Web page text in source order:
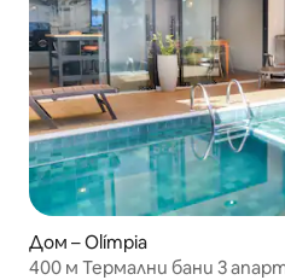
Дом – Olímpia
400 м Термални бани 3